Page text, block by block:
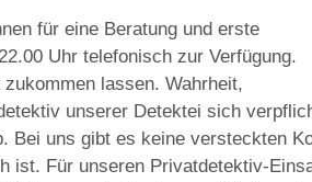
für eine Beratung und erste
Uhr telefonisch zur Verfügung.
lassen. Wahrheit,
unserer Detektei sich
Bei uns gibt es keine versteckten
ist. Für unseren Privatdetektiv-